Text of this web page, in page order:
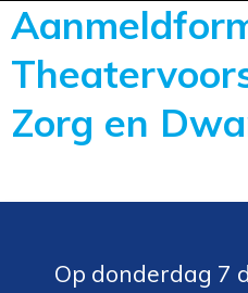
Zorg en
Op donderdag 7